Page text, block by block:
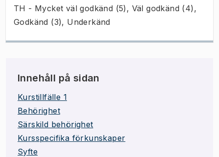
TH - Mycket väl godkänd (5), Väl godkänd (4),
Godkänd (3), Underkänd
Innehåll på sidan
Kurstillfälle 1
Behörighet
Särskild behörighet
Kursspecifika förkunskaper
Syfte